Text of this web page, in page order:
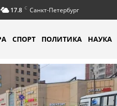
17.8 C Санкт-Петербург
СПОРТ ПОЛИТИКА НАУКА